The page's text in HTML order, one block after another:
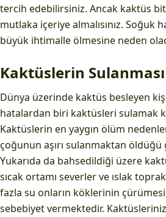
tercih edebilirsiniz. Ancak kaktüs
mutlaka içeriye almalısınız. Soğuk
büyük ihtimalle ölmesine neden
Kaktüslerin Sulanması
Dünya üzerinde kaktüs besleyen
hatalardan biri kaktüsleri sulamak
Kaktüslerin en yaygın ölüm
çoğunun aşırı sulanmaktan
Yukarıda da bahsedildiği üzere
sıcak ortamı severler ve ıslak
fazla su onların köklerinin
sebebiyet vermektedir.